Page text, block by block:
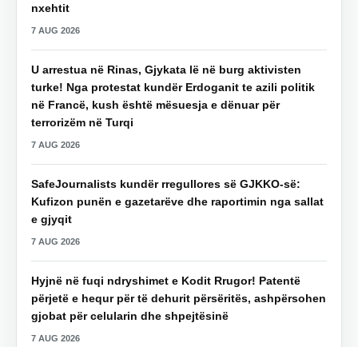
nxehtit
7 AUG 2026
U arrestua në Rinas, Gjykata lë në burg aktivisten
turke! Nga protestat kundër Erdoganit te azili politik
në Francë, kush është mësuesja e dënuar për
terrorizëm në Turqi
7 AUG 2026
SafeJournalists kundër rregullores së GJKKO-së:
Kufizon punën e gazetarëve dhe raportimin nga sallat
e gjyqit
7 AUG 2026
Hyjnë në fuqi ndryshimet e Kodit Rrugor! Patentë
përjetë e hequr për të dehurit përsëritës, ashpërsohen
gjobat për celularin dhe shpejtësinë
7 AUG 2026